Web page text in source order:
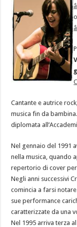
Cantante e autrice
musica fin da
diplomata
Nel gennaio del 1991
nella musica, quando
repertorio di cover
Negli anni successivi
comincia a farsi
sue performance
caratterizzate da una
Nel 1995 arriva terza